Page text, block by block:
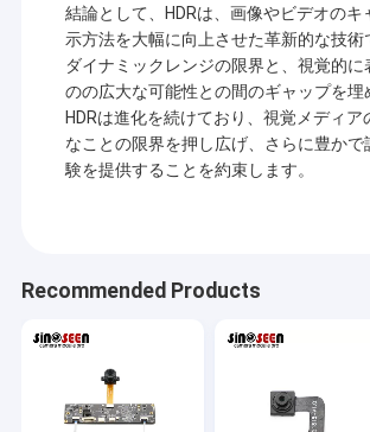
会社案内
品質管理
お問い合わせ
ニュース
見積依頼
OEMのカメラ モジュール
結論として、HDRは、画像やビデオのキ
示方法を大幅に向上させた革新的な技術
ダイナミックレンジの限界と、視覚的に
のの広大な可能性との間のギャップを埋
HDRは進化を続けており、視覚メディア
なことの限界を押し広げ、さらに豊かで
験を提供することを約束します。
Recommended Products
のような多くの異なった地域のDVPのカメラ
電話のカメラ モジュール、ノートのカメラ モ
カメラ、 車のカメラおよびスマートな砥石の
生物測定学、イメージ投射、マシン ビジョン
証、等含む。カメラ モジュールとのあらゆる
なたのための最もよい解決を見つけてもいい。